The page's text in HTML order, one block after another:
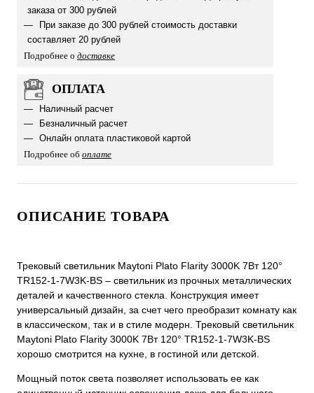
заказа от 300 рублей
При заказе до 300 рублей стоимость доставки
составляет 20 рублей
Подробнее о доставке
ОПЛАТА
Наличный расчет
Безналичный расчет
Онлайн оплата пластиковой картой
Подробнее об оплате
ОПИСАНИЕ ТОВАРА
Трековый светильник Maytoni Plato Flarity 3000K 7Вт 120°
TR152-1-7W3K-BS – светильник из прочных металлических
деталей и качественного стекла. Конструкция имеет
универсальный дизайн, за счет чего преобразит комнату как
в классическом, так и в стиле модерн. Трековый светильник
Maytoni Plato Flarity 3000K 7Вт 120° TR152-1-7W3K-BS
хорошо смотрится на кухне, в гостиной или детской.
Мощный поток света позволяет использовать ее как